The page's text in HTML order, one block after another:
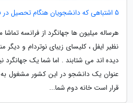
5 اشتباهی که دانشجویان هنگام تحصیل در فرانسه مرتکب می شوند
هرساله میلیون ها جهانگرد از فرانسه
نظیر ایفل ، کلیسای زیبای نوتردام و دیگر
دیده اند می شتابند . اما شما یک جهانگرد
عنوان یک دانشجو در این کشور مشغول
قرار است خانه دوم شما...